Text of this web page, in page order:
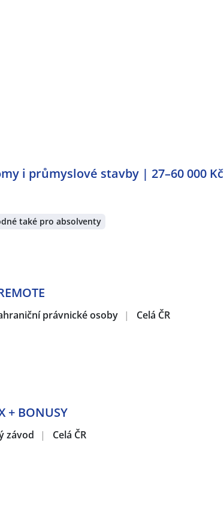
i průmyslové stavby | 27–60 000 Kč
také pro absolventy
právnické osoby | Celá ČR
+ BONUSY
závod | Celá ČR